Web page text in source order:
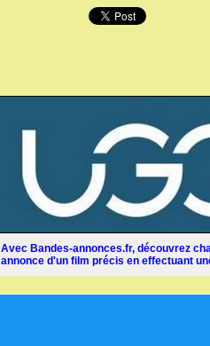
Avec Bandes-annonces.fr, découvrez
annonce d'un film précis en effectuant